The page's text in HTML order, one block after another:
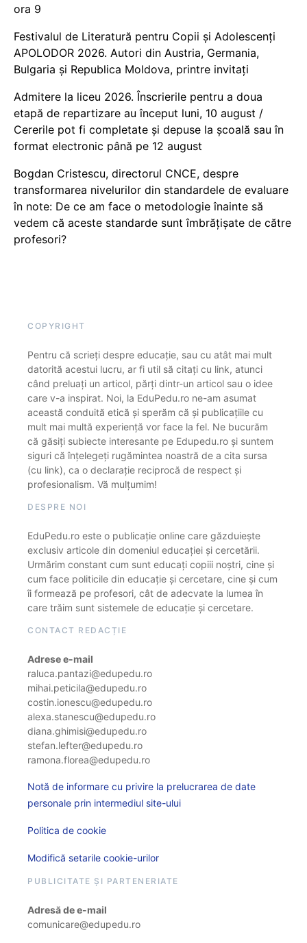
ora 9
Festivalul de Literatură pentru Copii și Adolescenți
APOLODOR 2026. Autori din Austria, Germania,
Bulgaria și Republica Moldova, printre invitați
Admitere la liceu 2026. Înscrierile pentru a doua
etapă de repartizare au început luni, 10 august /
Cererile pot fi completate și depuse la școală sau în
format electronic până pe 12 august
Bogdan Cristescu, directorul CNCE, despre
transformarea nivelurilor din standardele de evaluare
în note: De ce am face o metodologie înainte să
vedem că aceste standarde sunt îmbrățișate de către
profesori?
COPYRIGHT
Pentru că scrieți despre educație, sau cu atât mai mult
datorită acestui lucru, ar fi util să citați cu link, atunci
când preluați un articol, părți dintr-un articol sau o idee
care v-a inspirat. Noi, la EduPedu.ro ne-am asumat
această conduită etică și sperăm că și publicațiile cu
mult mai multă experiență vor face la fel. Ne bucurăm
că găsiți subiecte interesante pe Edupedu.ro și suntem
siguri că înțelegeți rugămintea noastră de a cita sursa
(cu link), ca o declarație reciprocă de respect și
profesionalism. Vă mulțumim!
DESPRE NOI
EduPedu.ro este o publicație online care găzduiește
exclusiv articole din domeniul educației și cercetării.
Urmărim constant cum sunt educați copiii noștri, cine și
cum face politicile din educație și cercetare, cine și cum
îi formează pe profesori, cât de adecvate la lumea în
care trăim sunt sistemele de educație și cercetare.
CONTACT REDACȚIE
Adrese e-mail
raluca.pantazi@edupedu.ro
mihai.peticila@edupedu.ro
costin.ionescu@edupedu.ro
alexa.stanescu@edupedu.ro
diana.ghimisi@edupedu.ro
stefan.lefter@edupedu.ro
ramona.florea@edupedu.ro
Notă de informare cu privire la prelucrarea de date
personale prin intermediul site-ului
Politica de cookie
Modifică setarile cookie-urilor
PUBLICITATE ȘI PARTENERIATE
Adresă de e-mail
comunicare@edupedu.ro